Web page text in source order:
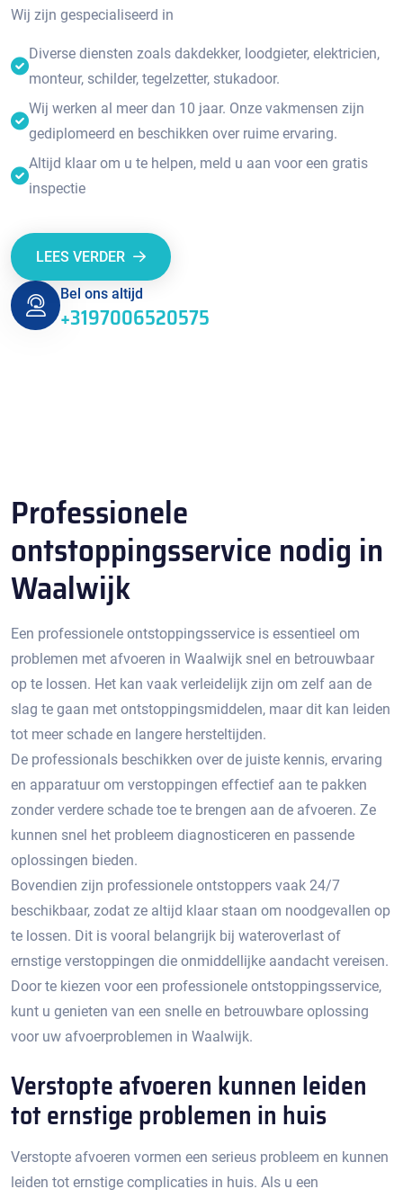
Wij zijn gespecialiseerd in
Diverse diensten zoals dakdekker, loodgieter, elektricien,
monteur, schilder, tegelzetter, stukadoor.
Wij werken al meer dan 10 jaar. Onze vakmensen zijn
gediplomeerd en beschikken over ruime ervaring.
Altijd klaar om u te helpen, meld u aan voor een gratis
inspectie
LEES VERDER
Bel ons altijd
+3197006520575
Professionele
ontstoppingsservice nodig in
Waalwijk
Een professionele ontstoppingsservice is essentieel om
problemen met afvoeren in Waalwijk snel en betrouwbaar
op te lossen.​ Het kan vaak verleidelijk zijn om zelf aan de
slag te gaan met ontstoppingsmiddelen, maar dit kan leiden
tot meer schade en langere hersteltijden.​
De professionals beschikken over de juiste kennis, ervaring
en apparatuur om verstoppingen effectief aan te pakken
zonder verdere schade toe te brengen aan de afvoeren.​ Ze
kunnen snel het probleem diagnosticeren en passende
oplossingen bieden.
Bovendien zijn professionele ontstoppers vaak 24/7
beschikbaar, zodat ze altijd klaar staan om noodgevallen op
te lossen.​ Dit is vooral belangrijk bij wateroverlast of
ernstige verstoppingen die onmiddellijke aandacht vereisen.​
Door te kiezen voor een professionele ontstoppingsservice,
kunt u genieten van een snelle en betrouwbare oplossing
voor uw afvoerproblemen in Waalwijk.​
Verstopte afvoeren kunnen leiden
tot ernstige problemen in huis
Verstopte afvoeren vormen een serieus probleem en kunnen
leiden tot ernstige complicaties in huis.​ Als u een